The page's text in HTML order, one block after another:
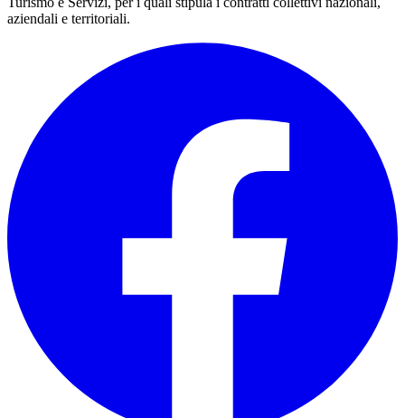
aziendali e territoriali.